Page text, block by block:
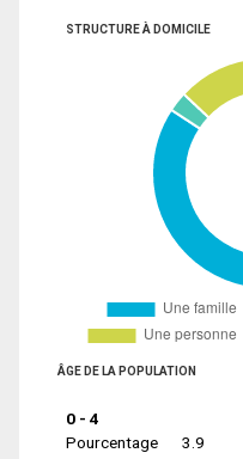
STRUCTURE À DOMICILE
ÂGE DE LA POPULATION
0 - 4
Pourcentage
3.9